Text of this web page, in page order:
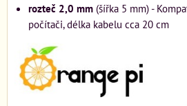
rozteč 2,0 mm (šířka 5 mm) -
počítači, délka kabelu cca 20 cm